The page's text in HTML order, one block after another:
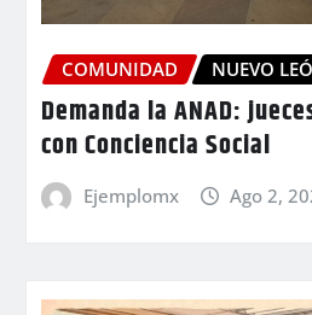
COMUNIDAD NUEVO
Demanda la ANAD:
con Conciencia Social
Ejemplomx Ago 2,